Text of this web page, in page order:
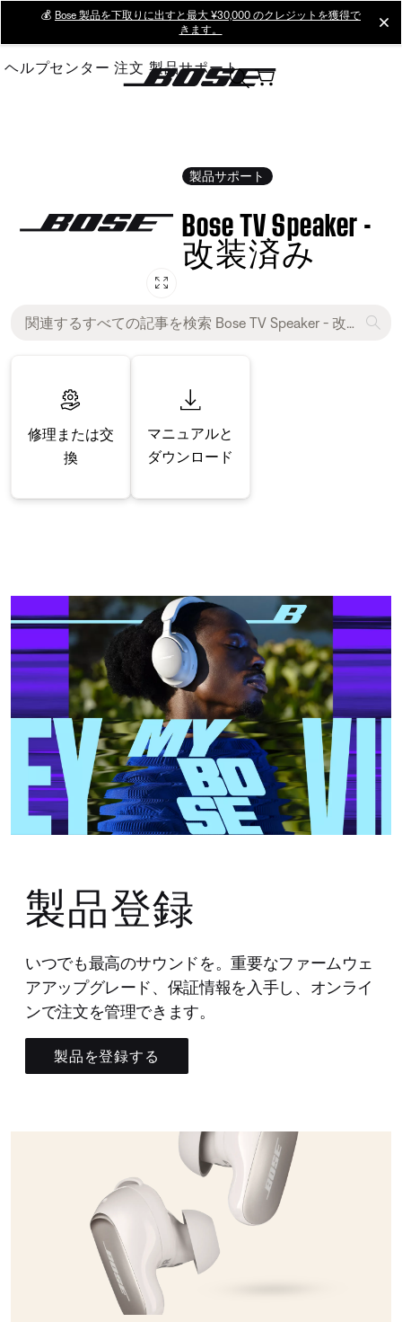
Main
💰 Bose 製品を下取りに出すと最大 ¥30,000 のクレジットを獲得で
きます。
ヘルプセンター 注文 製品サポート
製品サポート
Bose TV Speaker -
改装済み
修理または交
換
マニュアルと
ダウンロード
製品登録
いつでも最高のサウンドを。重要なファームウェ
アアップグレード、保証情報を入手し、オンライ
ンで注文を管理できます。
製品を登録する